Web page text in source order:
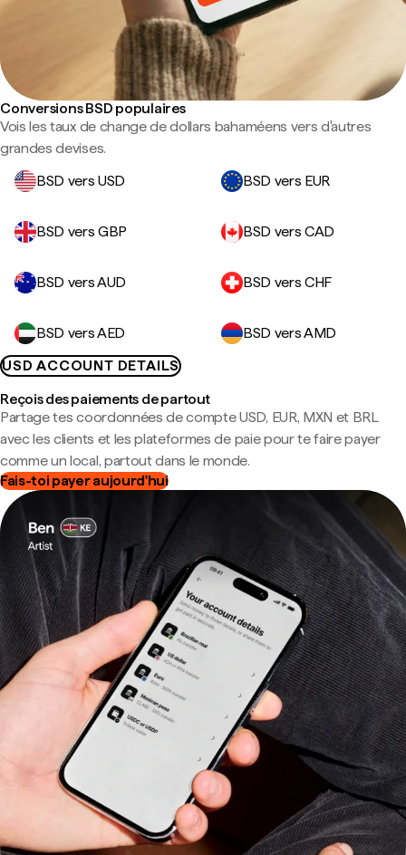
Conversions BSD populaires
Vois les taux de change de dollars bahaméens vers d'autres
grandes devises.
BSD vers USD
BSD vers EUR
BSD vers GBP BSD vers CAD
BSD vers AUD BSD vers CHF
BSD vers AED
BSD vers AMD
USD ACCOUNT DETAILS
Reçois des paiements de partout
Partage tes coordonnées de compte USD, EUR, MXN et BRL
avec les clients et les plateformes de paie pour te faire payer
comme un local, partout dans le monde.
Fais-toi payer aujourd'hui